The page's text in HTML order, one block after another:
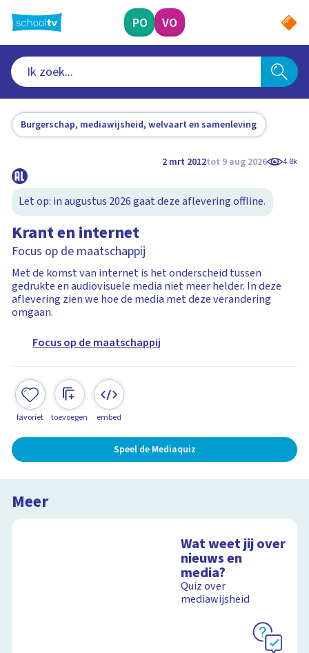
naar
hoofdinhoud
PO VO
Burgerschap, mediawijsheid, welvaart en samenleving
2 mrt 2012tot 9 aug 2026 4.8k
Let op: in augustus 2026 gaat deze aflevering offline.
Krant en internet
Focus op de maatschappij
Met de komst van internet is het onderscheid tussen
gedrukte en audiovisuele media niet meer helder. In deze
aflevering zien we hoe de media met deze verandering
omgaan.
Focus op de maatschappij
favoriet toevoegen embed
Speel de Mediaquiz
Meer
Wat weet jij over
nieuws en
media?
Quiz over
mediawijsheid